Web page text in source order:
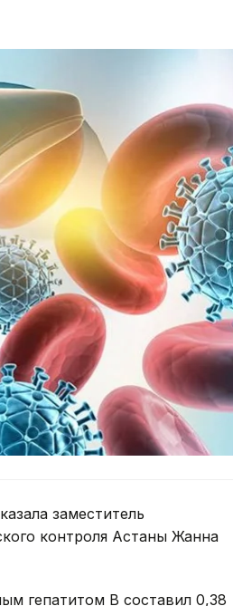
заместитель
контроля Астаны Жанна
гепатитом В составил 0,38